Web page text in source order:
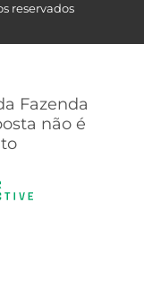
reservados
Fazenda
não é